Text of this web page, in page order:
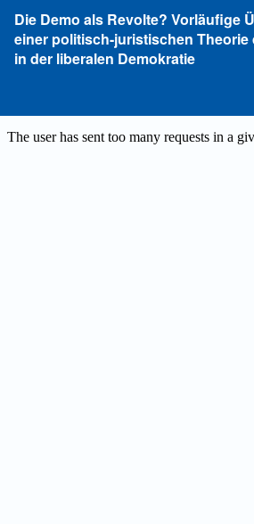
Artikeldetails
zurückkehren
Die Demo als Revolte? Vorläufige
einer politisch-juristischen Theorie
in der liberalen Demokratie